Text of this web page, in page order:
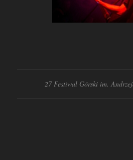
27 Festiwal Górski im.